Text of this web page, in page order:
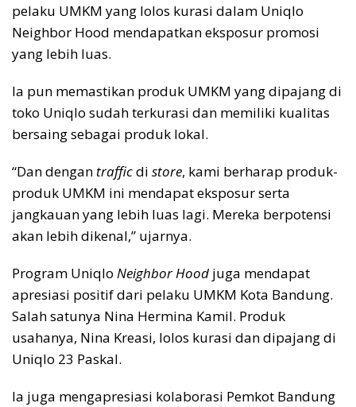
pelaku UMKM yang lolos kurasi dalam Uniqlo
Neighbor Hood mendapatkan eksposur promosi
yang lebih luas.
Ia pun memastikan produk UMKM yang dipajang di
toko Uniqlo sudah terkurasi dan memiliki kualitas
bersaing sebagai produk lokal.
“Dan dengan trafficdi store, kami berharap produk-
produk UMKM ini mendapat eksposur serta
jangkauan yang lebih luas lagi. Mereka berpotensi
akan lebih dikenal,” ujarnya.
Program Uniqlo Neighbor Hood juga mendapat
apresiasi positif dari pelaku UMKM Kota Bandung.
Salah satunya Nina Hermina Kamil. Produk
usahanya, Nina Kreasi, lolos kurasi dan dipajang di
Uniqlo 23 Paskal.
Ia juga mengapresiasi kolaborasi Pemkot Bandung